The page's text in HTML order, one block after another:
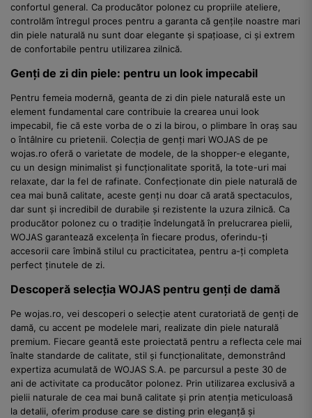
confortul general. Ca producător polonez cu propriile ateliere,
controlăm întregul proces pentru a garanta că gențile noastre mari
din piele naturală nu sunt doar elegante și spațioase, ci și extrem
de confortabile pentru utilizarea zilnică.
Genți de zi din piele: pentru un look impecabil
Pentru femeia modernă, geanta de zi din piele naturală este un
element fundamental care contribuie la crearea unui look
impecabil, fie că este vorba de o zi la birou, o plimbare în oraș sau
o întâlnire cu prietenii. Colecția de genți mari WOJAS de pe
wojas.ro oferă o varietate de modele, de la shopper-e elegante,
cu un design minimalist și funcționalitate sporită, la tote-uri mai
relaxate, dar la fel de rafinate. Confecționate din piele naturală de
cea mai bună calitate, aceste genți nu doar că arată spectaculos,
dar sunt și incredibil de durabile și rezistente la uzura zilnică. Ca
producător polonez cu o tradiție îndelungată în prelucrarea pielii,
WOJAS garantează excelența în fiecare produs, oferindu-ți
accesorii care îmbină stilul cu practicitatea, pentru a-ți completa
perfect ținutele de zi.
Descoperă selecția WOJAS pentru genți de damă
Pe wojas.ro, vei descoperi o selecție atent curatoriată de genți de
damă, cu accent pe modelele mari, realizate din piele naturală
premium. Fiecare geantă este proiectată pentru a reflecta cele mai
înalte standarde de calitate, stil și funcționalitate, demonstrând
expertiza acumulată de WOJAS S.A. pe parcursul a peste 30 de
ani de activitate ca producător polonez. Prin utilizarea exclusivă a
pielii naturale de cea mai bună calitate și prin atenția meticuloasă
la detalii, oferim produse care se disting prin eleganță și